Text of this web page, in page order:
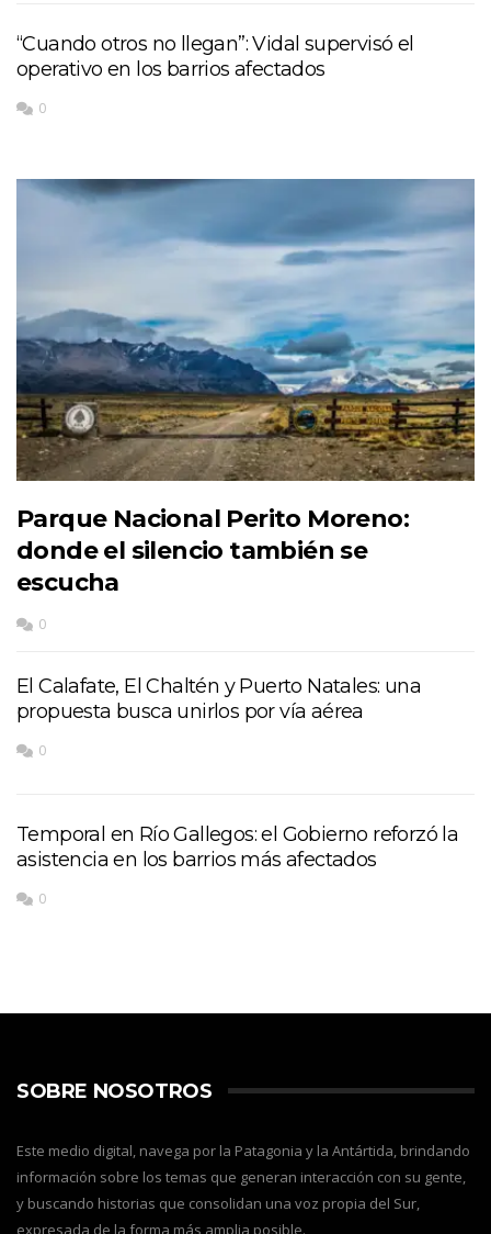
“Cuando otros no llegan”: Vidal supervisó el
operativo en los barrios afectados
0
Parque Nacional Perito Moreno:
donde el silencio también se
escucha
0
El Calafate, El Chaltén y Puerto Natales: una
propuesta busca unirlos por vía aérea
0
Temporal en Río Gallegos: el Gobierno reforzó la
asistencia en los barrios más afectados
0
SOBRE NOSOTROS
Este medio digital, navega por la Patagonia y la Antártida, brindando
información sobre los temas que generan interacción con su gente,
y buscando historias que consolidan una voz propia del Sur,
expresada de la forma más amplia posible.